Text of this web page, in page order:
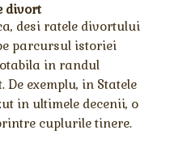
divort
desi ratele divortului
parcursul istoriei
in randul
exemplu, in Statele
in ultimele decenii, o
cuplurile tinere.